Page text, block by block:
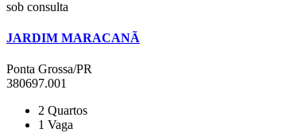
sob consulta
JARDIM MARACANÃ
Ponta Grossa/PR
380697.001
2 Quartos
1 Vaga